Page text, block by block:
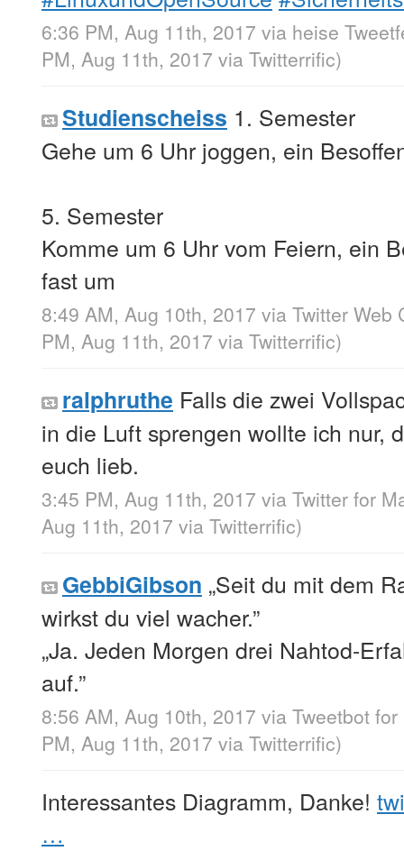
6:36 PM, Aug 11th, 2017 via heise
PM, Aug 11th, 2017 via Twitterrific)
Studienscheiss 1. Semester
Gehe um 6 Uhr joggen, ein
5. Semester
Komme um 6 Uhr vom Feiern, ein
fast um
8:49 AM, Aug 10th, 2017 via Twitter Web
PM, Aug 11th, 2017 via Twitterrific)
ralphruthe Falls die zwei
in die Luft sprengen wollte ich nur,
euch lieb.
3:45 PM, Aug 11th, 2017 via Twitter for
Aug 11th, 2017 via Twitterrific)
GebbiGibson „Seit du mit dem
wirkst du viel wacher.”
„Ja. Jeden Morgen drei Nahtod-
auf.”
8:56 AM, Aug 10th, 2017 via Tweetbot
PM, Aug 11th, 2017 via Twitterrific)
Interessantes Diagramm, Danke!
…